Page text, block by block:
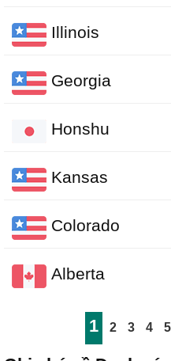
Illinois
Georgia
Honshu
Kansas
Colorado
Alberta
1 2 3 4 5